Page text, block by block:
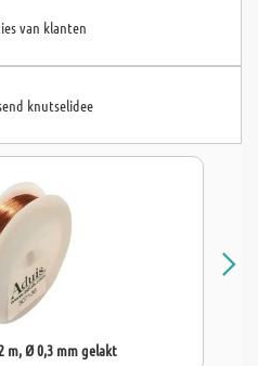
van klanten
knutselidee
m, Ø 0,3 mm gelakt